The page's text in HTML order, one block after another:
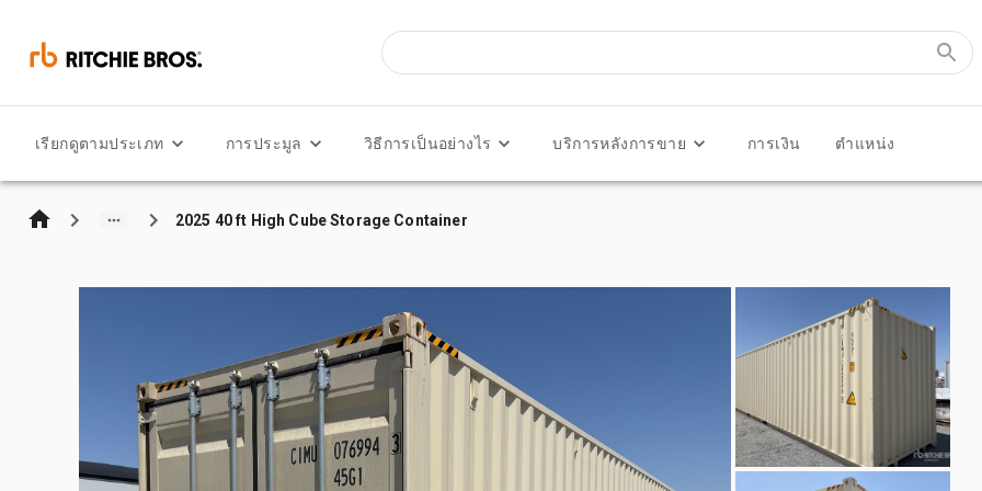
เรียกดูตามประเภท การประมูล วิธีการเป็นอย่างไร บริการหลังการขาย การเงิน ตำแหน่ง
2025 40 ft High Cube Storage Container